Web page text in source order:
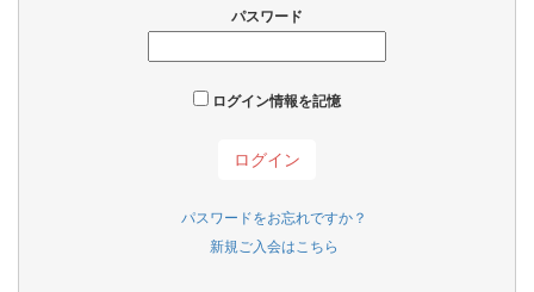
パスワード
ログイン情報を記憶
パスワードをお忘れですか？
新規ご入会はこちら